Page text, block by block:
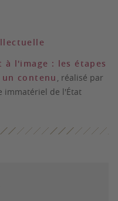
l'image : les étapes
contenu , réalisé par
immatériel de l'État